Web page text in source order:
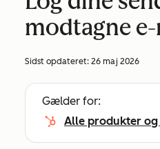
modtagne e-
Sidst opdateret: 26 maj 2026
Gælder for:
Alle produkter